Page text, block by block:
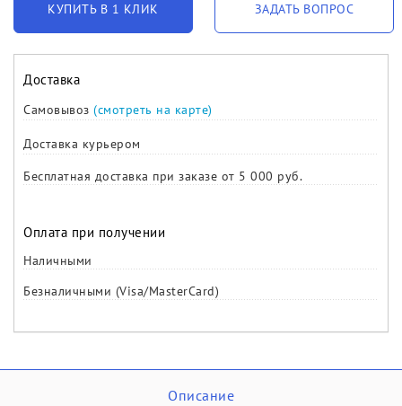
КУПИТЬ В 1 КЛИК ЗАДАТЬ ВОПРОС
Доставка
Самовывоз (смотреть на карте)
Доставка курьером
Бесплатная доставка при заказе от 5 000 руб.
Оплата при получении
Наличными
Безналичными (Visa/MasterCard)
Описание